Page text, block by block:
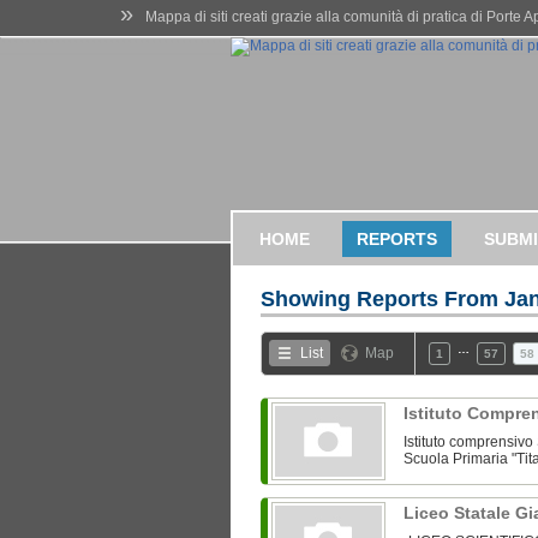
» Mappa di siti creati grazie alla comunità di pratica di Porte
HOME REPORTS
Showing Reports From
List Map 1 57 58
Istituto
Istituto
Scuola Primaria
Liceo Statale